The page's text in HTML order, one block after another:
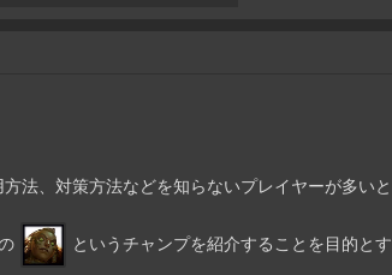
法、対策方法などを知らないプレイヤーが多いと
というチャンプを紹介することを目的とす